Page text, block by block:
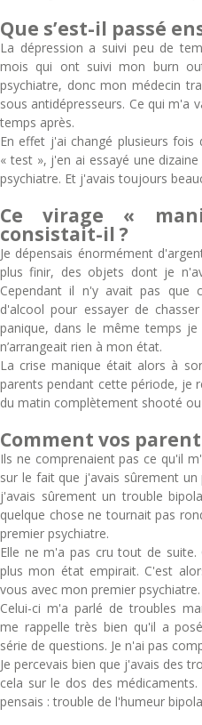
Que s’est-il passé
La dépression a suivi peu de
mois qui ont suivi mon burn
psychiatre, donc mon médecin
sous antidépresseurs. Ce qui m'a
temps après.
En effet j'ai changé plusieurs fois
« test », j'en ai essayé une
psychiatre. Et j'avais toujours
Ce virage «
consistait-il ?
Je dépensais énormément
plus finir, des objets dont je
Cependant il n'y avait pas que
d'alcool pour essayer de
panique, dans le même temps
n’arrangeait rien à mon état.
La crise manique était alors à
parents pendant cette période, je
du matin complètement shooté ou
Comment vos
Ils ne comprenaient pas ce qu'il
sur le fait que j'avais sûrement
j'avais sûrement un trouble
quelque chose ne tournait pas
premier psychiatre.
Elle ne m'a pas cru tout de
plus mon état empirait. C'est
vous avec mon premier psychiatre.
Celui-ci m'a parlé de troubles
me rappelle très bien qu'il a
série de questions. Je n'ai pas
Je percevais bien que j'avais des
cela sur le dos des
pensais : trouble de l'humeur